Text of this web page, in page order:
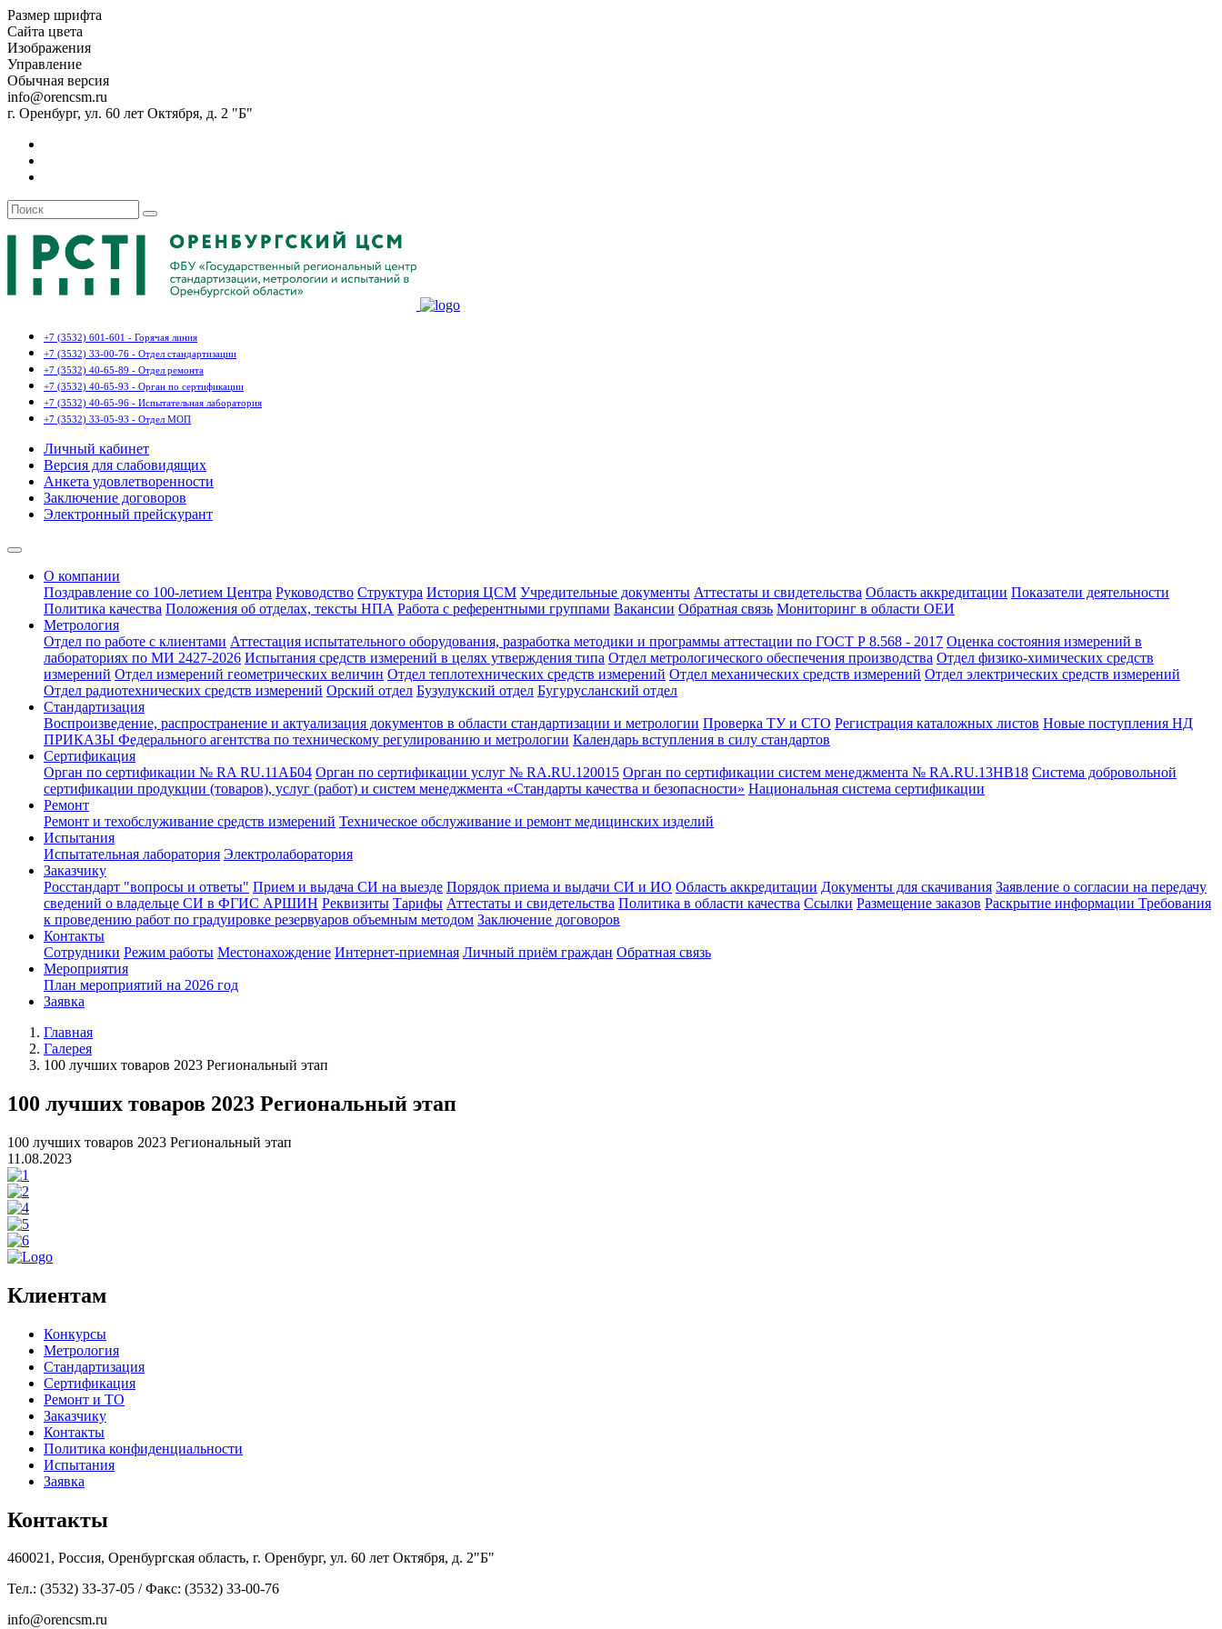
Размер шрифта
Сайта цвета
Изображения
Управление
Обычная версия
info@orencsm.ru
г. Оренбург, ул. 60 лет Октября, д. 2 "Б"
+7 (3532) 601-601 - Горячая линия
+7 (3532) 33-00-76 - Отдел стандартизации
+7 (3532) 40-65-89 - Отдел ремонта
+7 (3532) 40-65-93 - Орган по сертификации
+7 (3532) 40-65-96 - Испытательная лаборатория
+7 (3532) 33-05-93 - Отдел МОП
Личный кабинет
Версия для слабовидящих
Анкета удовлетворенности
Заключение договоров
Электронный прейскурант
О компании
Поздравление со 100-летием Центра Руководство Структура История ЦСМ Учредительные документы Аттестаты и свидетельства Область аккредитации Показатели деятельности
Политика качества Положения об отделах, тексты НПА Работа с референтными группами Вакансии Обратная связь Мониторинг в области ОЕИ
Метрология
Отдел по работе с клиентами Аттестация испытательного оборудования, разработка методики и программы аттестации по ГОСТ Р 8.568 - 2017 Оценка состояния измерений в
лабораториях по МИ 2427-2026 Испытания средств измерений в целях утверждения типа Отдел метрологического обеспечения производства Отдел физико-химических средств
измерений Отдел измерений геометрических величин Отдел теплотехнических средств измерений Отдел механических средств измерений Отдел электрических средств измерений
Отдел радиотехнических средств измерений Орский отдел Бузулукский отдел Бугурусланский отдел
Стандартизация
Воспроизведение, распространение и актуализация документов в области стандартизации и метрологии Проверка ТУ и СТО Регистрация каталожных листов Новые поступления НД
ПРИКАЗЫ Федерального агентства по техническому регулированию и метрологии Календарь вступления в силу стандартов
Сертификация
Орган по сертификации № RA RU.11АБ04 Орган по сертификации услуг № RA.RU.120015 Орган по сертификации систем менеджмента № RA.RU.13HB18 Система добровольной
сертификации продукции (товаров), услуг (работ) и систем менеджмента «Стандарты качества и безопасности» Национальная система сертификации
Ремонт
Ремонт и техобслуживание средств измерений Техническое обслуживание и ремонт медицинских изделий
Испытания
Испытательная лаборатория Электролаборатория
Заказчику
Росстандарт "вопросы и ответы" Прием и выдача СИ на выезде Порядок приема и выдачи СИ и ИО Область аккредитации Документы для скачивания Заявление о согласии на передачу
сведений о владельце СИ в ФГИС АРШИН Реквизиты Тарифы Аттестаты и свидетельства Политика в области качества Ссылки Размещение заказов Раскрытие информации Требования
к проведению работ по градуировке резервуаров объемным методом Заключение договоров
Контакты
Сотрудники Режим работы Местонахождение Интернет-приемная Личный приём граждан Обратная связь
Мероприятия
План мероприятий на 2026 год
Заявка
Главная
Галерея
100 лучших товаров 2023 Региональный этап
100 лучших товаров 2023 Региональный этап
100 лучших товаров 2023 Региональный этап
11.08.2023
Клиентам
Конкурсы
Метрология
Стандартизация
Сертификация
Ремонт и ТО
Заказчику
Контакты
Политика конфиденциальности
Испытания
Заявка
Контакты
460021, Россия, Оренбургская область, г. Оренбург, ул. 60 лет Октября, д. 2"Б"
Тел.: (3532) 33-37-05 / Факс: (3532) 33-00-76
info@orencsm.ru